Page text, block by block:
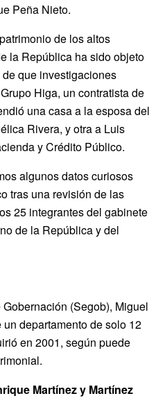
Peña Nieto.
de los altos
la República ha sido objeto
que investigaciones
Higa, un contratista de
una casa a la esposa del
Rivera, y otra a Luis
y Crédito Público.
algunos datos curiosos
tras una revisión de las
25 integrantes del gabinete
de la República y del
(Segob), Miguel
departamento de solo 12
en 2001, según puede
Martínez y Martínez